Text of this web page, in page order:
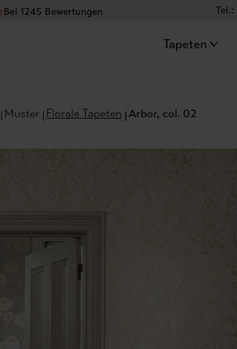
Bei 1245 Bewertungen
Tel.:
Tapeten
Muster Florale Tapeten Arbor, col. 02